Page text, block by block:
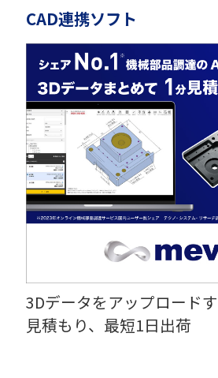
CAD連携ソフト
3Dデータをアップロード
見積もり、最短1日出荷